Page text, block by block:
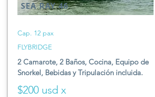
SEA RAY 46
Cap. 12 pax
FLYBRIDGE
2 Camarote, 2 Baños,Cocina, Equipo de
Snorkel, Bebidas y Tripulación incluida.
$200 usd x